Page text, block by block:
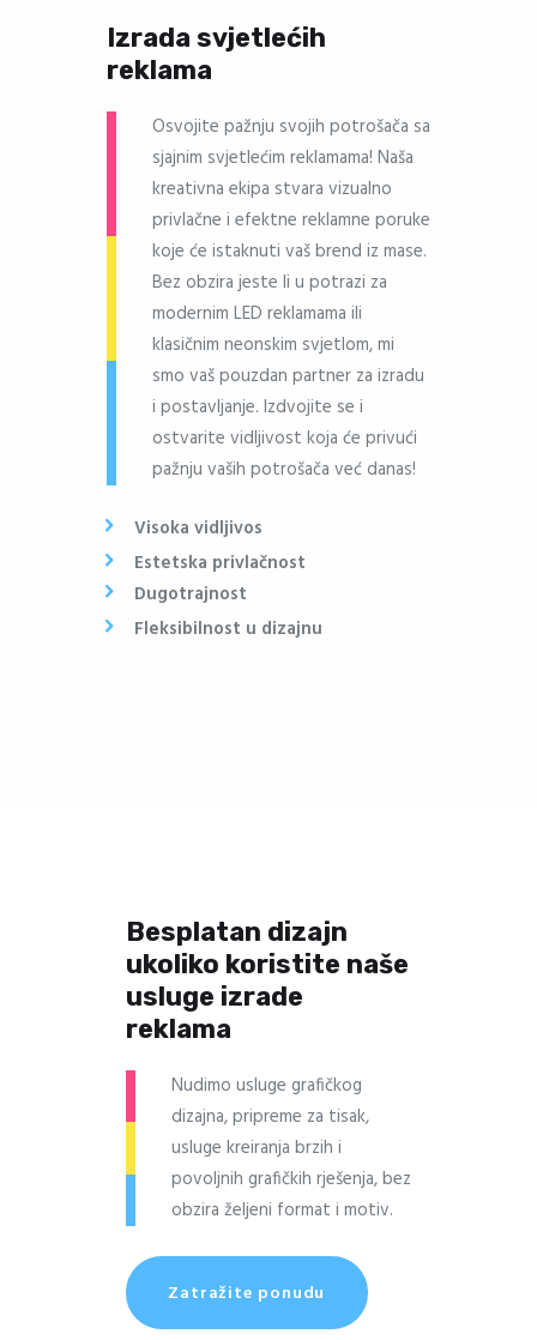
Izrada svjetlećih
reklama
Osvojite pažnju svojih potrošača sa
sjajnim svjetlećim reklamama! Naša
kreativna ekipa stvara vizualno
privlačne i efektne reklamne poruke
koje će istaknuti vaš brend iz mase.
Bez obzira jeste li u potrazi za
modernim LED reklamama ili
klasičnim neonskim svjetlom, mi
smo vaš pouzdan partner za izradu
i postavljanje. Izdvojite se i
ostvarite vidljivost koja će privući
pažnju vaših potrošača već danas!
Visoka vidljivos
Estetska privlačnost
Dugotrajnost
Fleksibilnost u dizajnu
Besplatan dizajn
ukoliko koristite naše
usluge izrade
reklama
Nudimo usluge grafičkog
dizajna, pripreme za tisak,
usluge kreiranja brzih i
povoljnih grafičkih rješenja, bez
obzira željeni format i motiv.
Zatražite ponudu